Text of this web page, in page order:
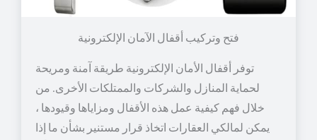
توفر أقفال الأمان الإلكترونية طريقة آمنة ومريحة
لحماية المنازل والشركات والممتلكات الأخرى. من
خلال فهم كيفية عمل هذه الأقفال ومزاياها وقيودها ،
يمكن لمالكي العقارات اتخاذ قرار مستنير بشأن ما إذا